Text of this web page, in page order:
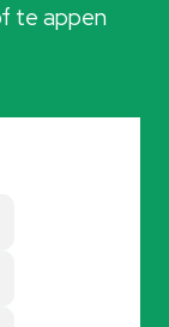
te appen